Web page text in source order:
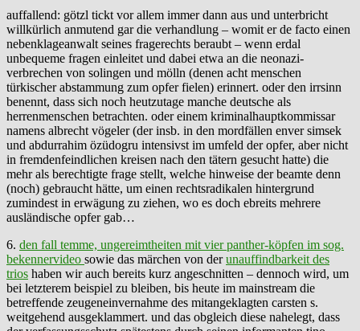
auffallend: götzl tickt vor allem immer dann aus und unterbricht
willkürlich anmutend gar die verhandlung – womit er de facto einen
nebenklageanwalt seines fragerechts beraubt – wenn erdal
unbequeme fragen einleitet und dabei etwa an die neonazi-
verbrechen von solingen und mölln (denen acht menschen
türkischer abstammung zum opfer fielen) erinnert. oder den irrsinn
benennt, dass sich noch heutzutage manche deutsche als
herrenmenschen betrachten. oder einem kriminalhauptkommissar
namens albrecht vögeler (der insb. in den mordfällen enver simsek
und abdurrahim özüdogru intensivst im umfeld der opfer, aber nicht
in fremdenfeindlichen kreisen nach den tätern gesucht hatte) die
mehr als berechtigte frage stellt, welche hinweise der beamte denn
(noch) gebraucht hätte, um einen rechtsradikalen hintergrund
zumindest in erwägung zu ziehen, wo es doch ebreits mehrere
ausländische opfer gab…
6. den fall temme, ungereimtheiten mit vier panther-köpfen im sog.
bekennervideo sowie das märchen von derunauffindbarkeit des
trios haben wir auch bereits kurz angeschnitten – dennoch wird, um
bei letzterem beispiel zu bleiben, bis heute im mainstream die
betreffende zeugeneinvernahme des mitangeklagten carsten s.
weitgehend ausgeklammert. und das obgleich diese nahelegt, dass